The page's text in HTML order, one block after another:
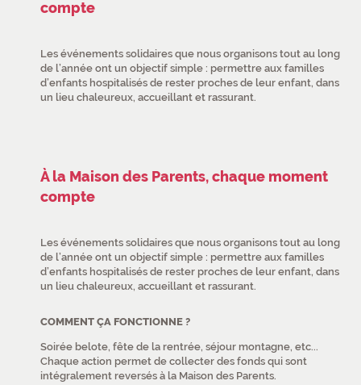
compte
Les événements solidaires que nous organisons tout au long
de l’année ont un objectif simple : permettre aux familles
d’enfants hospitalisés de rester proches de leur enfant, dans
un lieu chaleureux, accueillant et rassurant.
À la Maison des Parents, chaque moment
compte
Les événements solidaires que nous organisons tout au long
de l’année ont un objectif simple : permettre aux familles
d’enfants hospitalisés de rester proches de leur enfant, dans
un lieu chaleureux, accueillant et rassurant.
COMMENT ÇA FONCTIONNE ?
Soirée belote, fête de la rentrée, séjour montagne, etc...
Chaque action permet de collecter des fonds qui sont
intégralement reversés à la Maison des Parents.